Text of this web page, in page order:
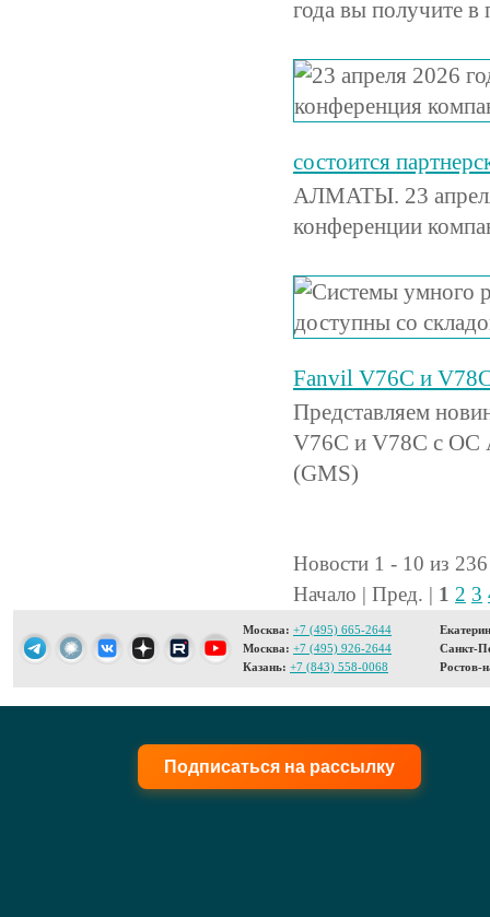
года вы получите
состоится
АЛМАТЫ. 23 апреля
конференции
Fanvil V76C и
Представляем
V76C и V78C с ОС
(GMS)
Новости 1 - 10 из 236
Начало | Пред. | 1 2 3
Москва: +7 (495) 665-2644
Москва: +7 (495) 926-2644
Казань: +7 (843) 558-0068
Санкт-
Ростов-
Подписаться на рассылку